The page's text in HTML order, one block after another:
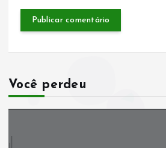
Você perdeu